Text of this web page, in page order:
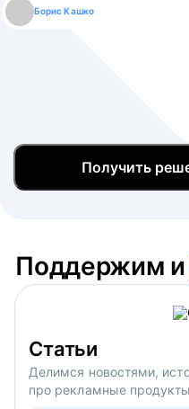
Борис Кашко
Юлия Изоитко
Александр Кулагин
Даниил Макаров
Екатерина Лазаренко
Получить
Поддержим
Статьи
Делимся новостями,
про рекламные